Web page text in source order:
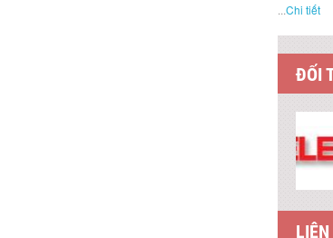
...Chi tiết
ĐỐI